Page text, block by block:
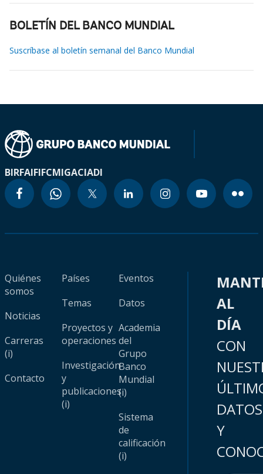
BOLETÍN DEL BANCO MUNDIAL
Suscríbase al boletín semanal del Banco Mundial
BIRFAIFIFCMIGACIADI
Quiénes
somos
Noticias
Carreras
(i)
Contacto
Países
Temas
Proyectos y
operaciones
Investigación
y
publicaciones
(i)
Eventos
Datos
Academia
del
Grupo
Banco
Mundial
(i)
Sistema
de
calificación
(i)
AL
DÍA
CON
DATOS
Y